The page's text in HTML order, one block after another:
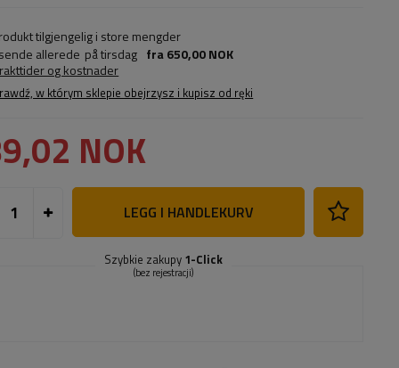
tilgjengelig i store mengder
allerede på tirsdag fra650,00 NOK
og kostnader
w którym sklepie obejrzysz i kupisz od ręki
NOK
LEGG I HANDLEKURV
Szybkie zakupy 1-Click
(bez rejestracji)